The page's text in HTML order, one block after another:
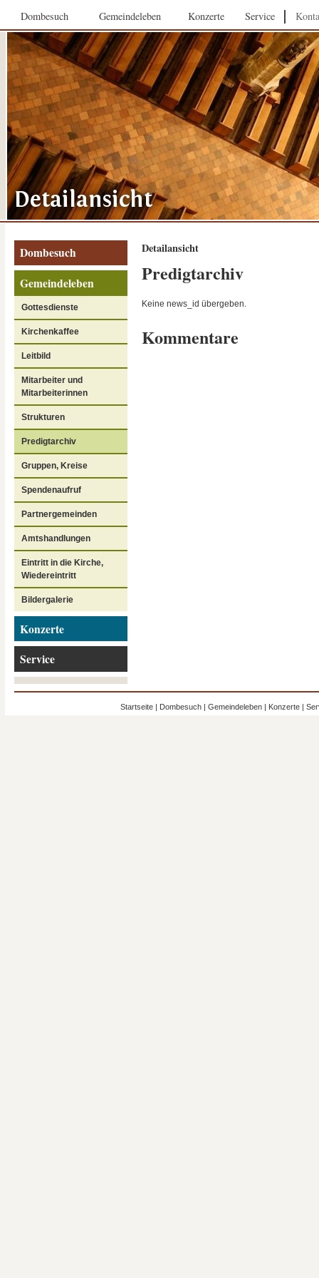
Dombesuch Gemeindeleben Konzerte Service
Dombesuch
Gemeindeleben
Gottesdienste
Kirchenkaffee
Leitbild
Mitarbeiter und
Mitarbeiterinnen
Strukturen
Predigtarchiv
Gruppen, Kreise
Spendenaufruf
Partnergemeinden
Amtshandlungen
Eintritt in die Kirche,
Wiedereintritt
Bildergalerie
Konzerte
Service
Detailansicht
Predigtarchiv
Keine news_id übergeben.
Kommentare
Startseite | Dombesuch | Gemeindeleben | Konzerte |